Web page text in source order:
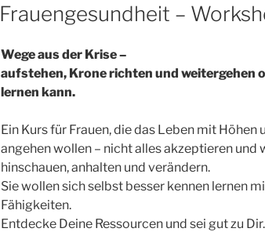
Frauengesundheit –
Wege aus der Krise –
aufstehen, Krone richten und weitergehen
lernen kann.
Ein Kurs für Frauen, die das Leben mit Höhen
angehen wollen – nicht alles akzeptieren und
hinschauen, anhalten und verändern.
Sie wollen sich selbst besser kennen lernen
Fähigkeiten.
Entdecke Deine Ressourcen und sei gut zu Dir.